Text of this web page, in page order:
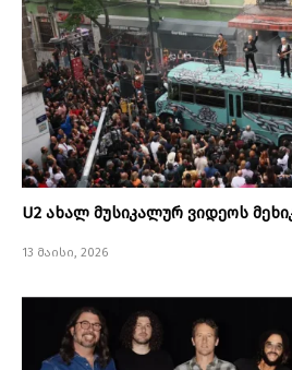
U2 ახალ მუსიკალურ ვიდეოს
13 მაისი, 2026